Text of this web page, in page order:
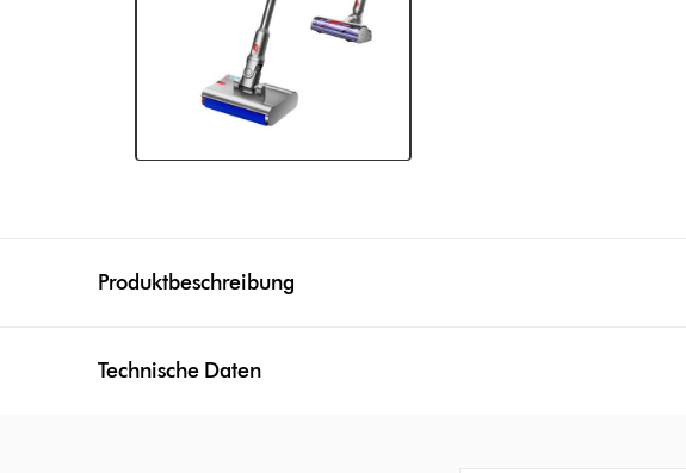
Produktbeschreibung
Technische Daten